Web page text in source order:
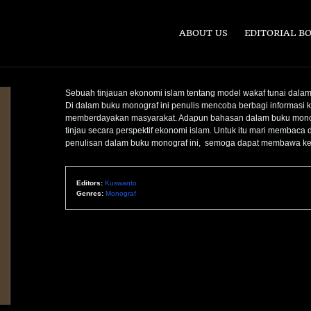
ABOUT US EDITORIAL
Sebuah tinjauan ekonomi islam tentang model wakaf tunai
Di dalam buku monograf ini penulis mencoba berbagi
memberdayakan masyarakat. Adapun bahasan dalam buku
tinjau secara perspektif ekonomi islam. Untuk itu mari
penulisan dalam buku monograf ini, semoga dapat membawa
Editors: Kuswanto
Genres: Monograf